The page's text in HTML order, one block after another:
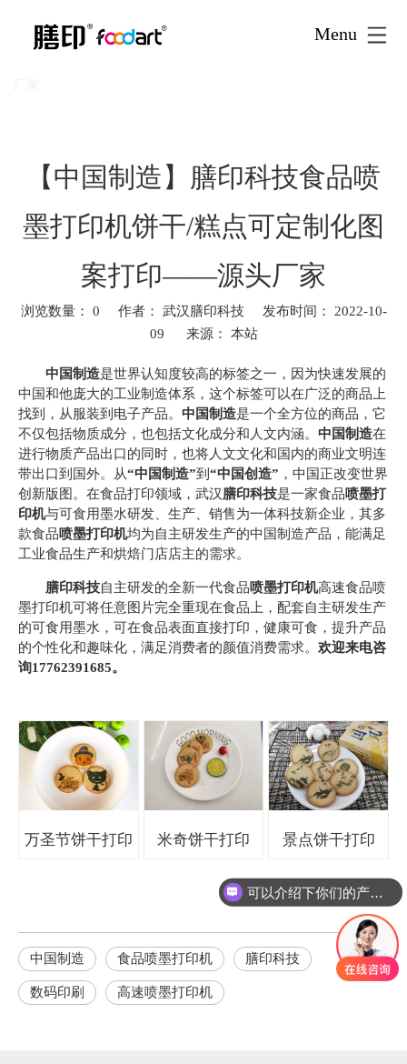
Menu
首页 新闻资讯 » 新闻资讯
【中国制
【中国制造】膳印科技食品喷
墨打印机饼干/糕点可定制化图
案打印——源头厂家
浏览数量： 0 作者： 武汉膳印科技 发布时间： 2022-10-
09 来源： 本站
中国制造是世界认知度较高的标签之一，因为快速发展的
中国和他庞大的工业制造体系，这个标签可以在广泛的商品上
找到，从服装到电子产品。 中国制造是一个全方位的商品，它
不仅包括物质成分，也包括文化成分和人文内涵。 中国制造在
进行物质产品出口的同时，也将人文文化和国内的商业文明连
带出口到国外。从“中国制造”到 “中国创造” ，中国正改变世界
创新版图。在食品打印领域，武汉膳印科技是一家食品喷墨打
印机与可食用墨水研发、生产、销售为一体科技新企业，其多
款食品喷墨打印机均为自主研发生产的中国制造产品，能满足
工业食品生产和烘焙门店店主的需求。
膳印科技自主研发的全新一代食品喷墨打印机高速食品喷
墨打印机可将任意图片完全重现在食品上，配套自主研发生产
的可食用墨水，可在食品表面直接打印，健康可食，提升产品
的个性化和趣味化，满足消费者的颜值消费需求。 欢迎来电咨
询17762391685。
万圣节饼干打印 米奇饼干打印 景点饼干打印
中国制造 食品喷墨打印机 膳印科技
数码印刷 高速喷墨打印机
可以介绍下你们的产品么